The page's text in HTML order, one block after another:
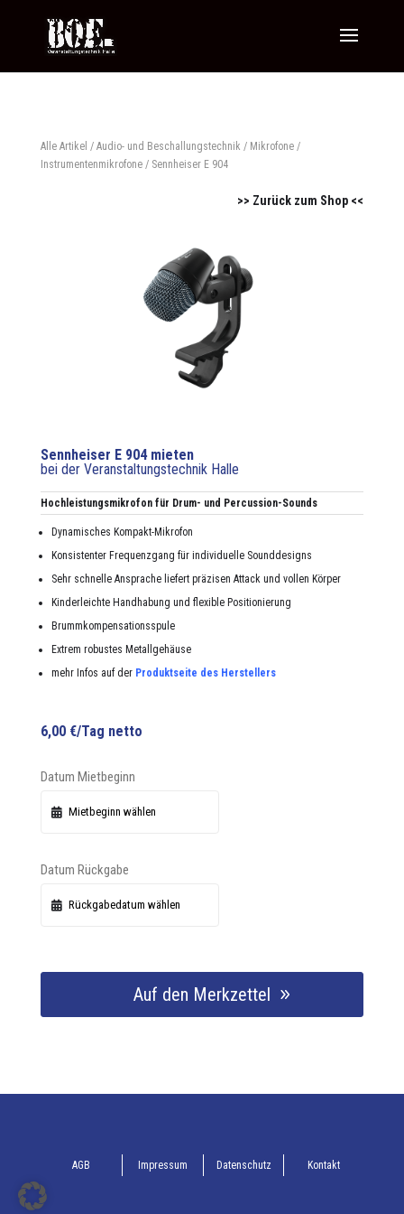
Alle Artikel / Audio- und Beschallungstechnik / Mikrofone/
Instrumentenmikrofone/ Sennheiser E 904
>> Zurück zum Shop <<
Sennheiser E 904 mieten
bei der Veranstaltungstechnik Halle
Hochleis­tungsmikro­fon für Drum- und Per­cus­sion-Sounds
Dynamis­ches Kom­pakt-Mikro­fon
Kon­sis­ten­ter Fre­quen­z­gang für indi­vidu­elle Sound­de­signs
Sehr schnelle Ansprache liefert präzisen Attack und vollen Kör­p­er
Kinder­le­ichte Hand­habung und flex­i­ble Posi­tion­ierung
Brummkom­pen­sa­tion­sspule
Extrem robustes Met­all­ge­häuse
mehr Infos auf der Pro­duk­t­seite des Her­stellers
6,00 €/Tag netto
Datum Mietbeginn
Datum Rückgabe
Auf den Merkzettel
AGB Impressum Datenschutz Kontakt